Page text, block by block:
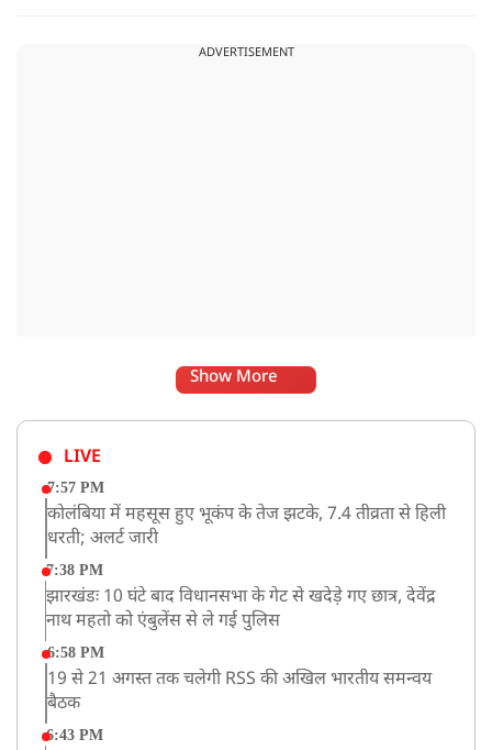
ADVERTISEMENT
Show More
LIVE
7:57 PM
कोलंबिया में महसूस हुए भूकंप के तेज झटके, 7.4 तीव्रता से हिली
धरती; अलर्ट जारी
7:38 PM
झारखंडः 10 घंटे बाद विधानसभा के गेट से खदेड़े गए छात्र, देवेंद्र
नाथ महतो को एंबुलेंस से ले गई पुलिस
6:58 PM
19 से 21 अगस्त तक चलेगी RSS की अखिल भारतीय समन्वय
बैठक
6:43 PM